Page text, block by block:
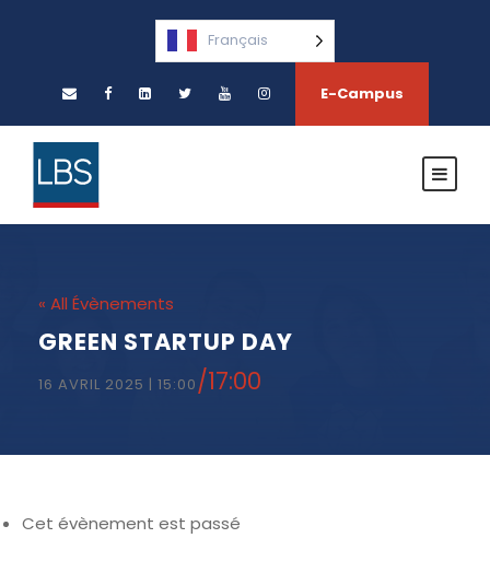
Français
E-Campus
« All Évènements
GREEN STARTUP DAY
16 AVRIL 2025 | 15:00 /17:00
Cet évènement est passé